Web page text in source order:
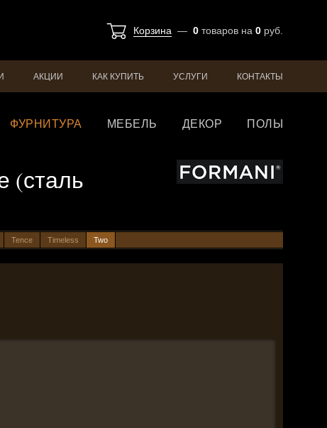
Корзина — 0 товаров на 0 руб.
АКЦИИ КАК КУПИТЬ УСЛУГИ КОНТАКТЫ
ФУРНИТУРА МЕБЕЛЬ ДЕКОР ПОЛЫ
(сталь
Tence Timeless Two